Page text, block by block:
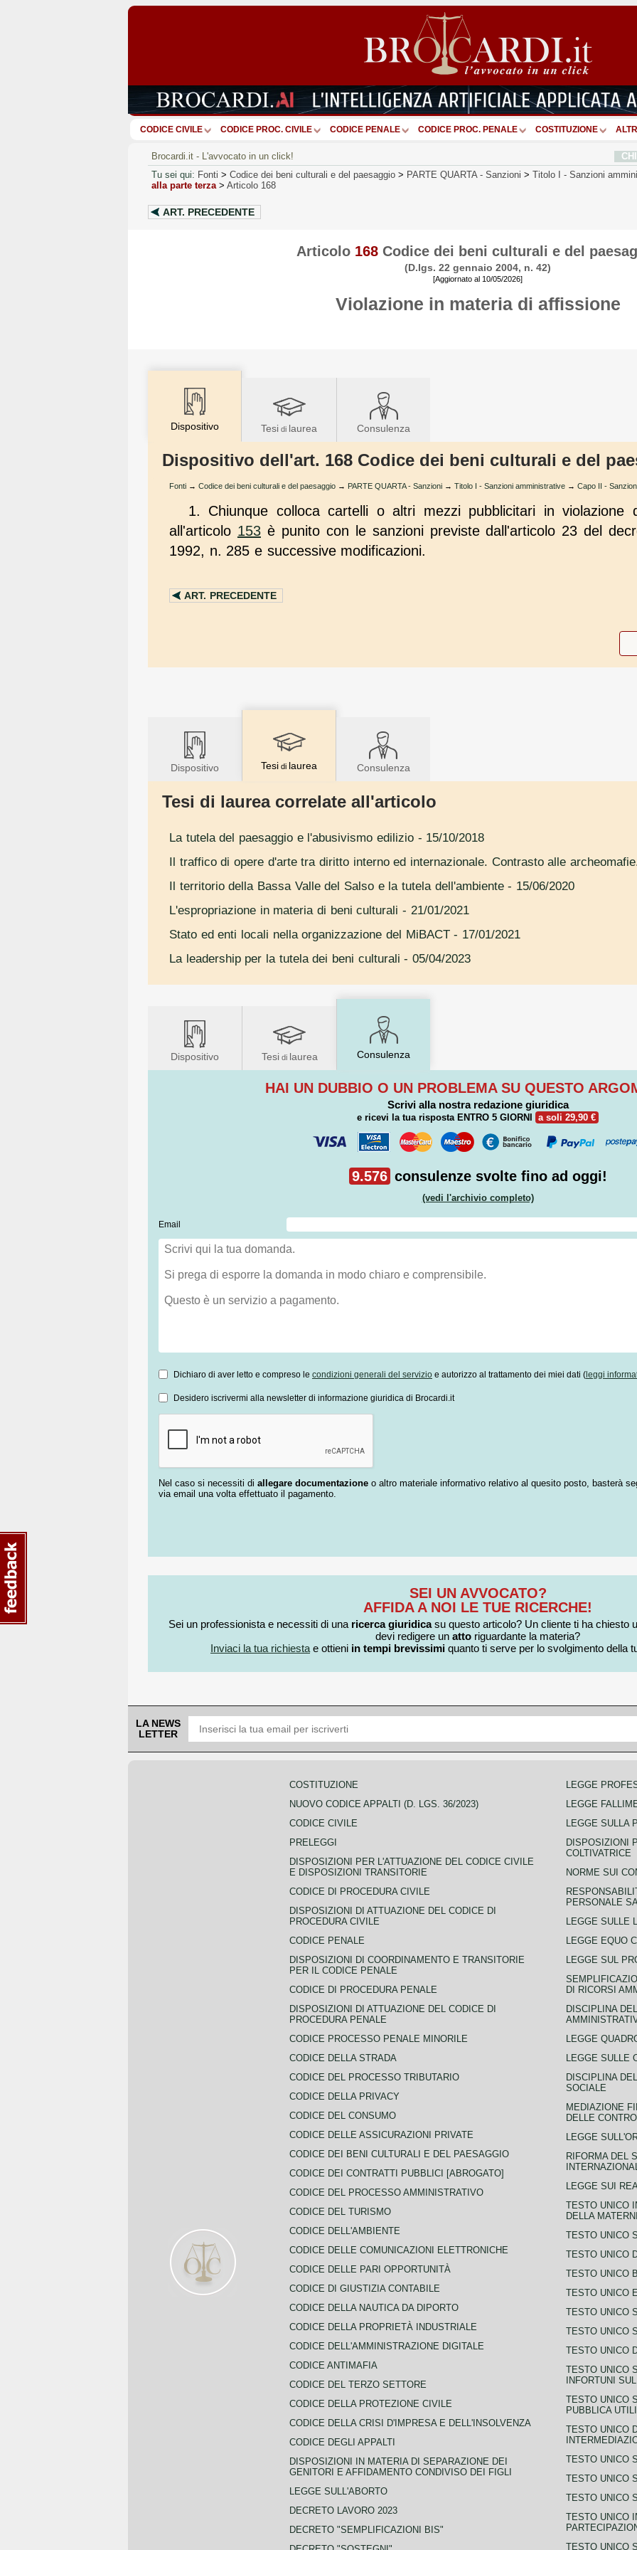
CODICE CIVILE CODICE PROC. CIVILE CODICE PENALE CODICE PROC. PENALE COSTITUZIONE ALTRI
Brocardi.it - L'avvocato in un click!
Tu sei qui: Fonti > Codice dei beni culturali e del paesaggio > PARTE QUARTA - Sanzioni > Titolo I - Sanzioni
alla parte terza > Articolo 168
ART. PRECEDENTE
Articolo 168 Codice dei beni culturali e del
(D.lgs. 22 gennaio 2004, n. 42)
[Aggiornato al 10/05/2026]
Violazione in materia di affissione
Dispositivo Tesi di laurea Consulenza
Dispositivo dell'art. 168 Codice dei beni culturali e del
Fonti → Codice dei beni culturali e del paesaggio → PARTE QUARTA - Sanzioni → Titolo I - Sanzioni amministrative → Capo II -
1. Chiunque colloca cartelli o altri mezzi pubblicitari in violazione
all'articolo 153è punito con le sanzioni previste dall'articolo 23 del
1992, n. 285 e successive modificazioni.
ART. PRECEDENTE
Dispositivo Tesi di laurea Consulenza
Tesi di laurea correlate all'articolo
La tutela del paesaggio e l'abusivismo edilizio - 15/10/2018
Il traffico di opere d'arte tra diritto interno ed internazionale. Contrasto alle
Il territorio della Bassa Valle del Salso e la tutela dell'ambiente- 15/06/2020
L'espropriazione in materia di beni culturali - 21/01/2021
Stato ed enti locali nella organizzazione del MiBACT- 17/01/2021
La leadership per la tutela dei beni culturali - 05/04/2023
Dispositivo Tesidi laurea Consulenza
HAI UN DUBBIO O UN PROBLEMA SU QUESTO
Scrivi alla nostra redazione giuridica
e ricevi la tua risposta ENTRO 5 GIORNI a soli 29,90 €
9.576 consulenze svolte fino ad oggi!
(vedi l'archivio completo)
Email
Dichiaro di aver letto e compreso le condizioni generali del servizio e autorizzo al trattamento dei miei dati (leggi
Desidero iscrivermi alla newsletter di informazione giuridica di Brocardi.it
Nel caso si necessiti di allegare documentazione o altro materiale informativo relativo al quesito posto, basterà
via email una volta effettuato il pagamento.
SEI UN AVVOCATO?
AFFIDA A NOI LE TUE RICERCHE!
Sei un professionista e necessiti di una ricerca giuridicasu questo articolo? Un cliente ti ha chiesto
devi redigere un atto riguardante la materia?
Inviaci la tua richiesta e ottieni in tempi brevissimi quanto ti serve per lo svolgimento della
LA NEWS
LETTER
COSTITUZIONE
NUOVO CODICE APPALTI (D. LGS. 36/2023)
CODICE CIVILE
PRELEGGI
DISPOSIZIONI PER L'ATTUAZIONE DEL CODICE CIVILE
E DISPOSIZIONI TRANSITORIE
CODICE DI PROCEDURA CIVILE
DISPOSIZIONI DI ATTUAZIONE DEL CODICE DI
PROCEDURA CIVILE
CODICE PENALE
DISPOSIZIONI DI COORDINAMENTO E TRANSITORIE
PER IL CODICE PENALE
CODICE DI PROCEDURA PENALE
DISPOSIZIONI DI ATTUAZIONE DEL CODICE DI
PROCEDURA PENALE
CODICE PROCESSO PENALE MINORILE
CODICE DELLA STRADA
CODICE DEL PROCESSO TRIBUTARIO
CODICE DELLA PRIVACY
CODICE DEL CONSUMO
CODICE DELLE ASSICURAZIONI PRIVATE
CODICE DEI BENI CULTURALI E DEL PAESAGGIO
CODICE DEI CONTRATTI PUBBLICI [ABROGATO]
CODICE DEL PROCESSO AMMINISTRATIVO
CODICE DEL TURISMO
CODICE DELL'AMBIENTE
CODICE DELLE COMUNICAZIONI ELETTRONICHE
CODICE DELLE PARI OPPORTUNITÀ
CODICE DI GIUSTIZIA CONTABILE
CODICE DELLA NAUTICA DA DIPORTO
CODICE DELLA PROPRIETÀ INDUSTRIALE
CODICE DELL'AMMINISTRAZIONE DIGITALE
CODICE ANTIMAFIA
CODICE DEL TERZO SETTORE
CODICE DELLA PROTEZIONE CIVILE
CODICE DELLA CRISI D'IMPRESA E DELL'INSOLVENZA
CODICE DEGLI APPALTI
DISPOSIZIONI IN MATERIA DI SEPARAZIONE DEI
GENITORI E AFFIDAMENTO CONDIVISO DEI FIGLI
LEGGE SULL'ABORTO
DECRETO LAVORO 2023
DECRETO "SEMPLIFICAZIONI BIS"
LEGGE
LEGGE
LEGGE SULLA
DISPOSIZIONI
COLTIVATRICE
NORME SUI
PERSONALE
LEGGE SULLE
LEGGE EQUO
LEGGE SUL
DI RICORSI
DISCIPLINA
LEGGE
LEGGE SULLE
DISCIPLINA
SOCIALE
MEDIAZIONE
DELLE
LEGGE
RIFORMA DEL
LEGGE SUI
TESTO UNICO
DELLA
TESTO UNICO
TESTO UNICO
TESTO UNICO
TESTO UNICO
TESTO UNICO
TESTO UNICO
TESTO UNICO
TESTO UNICO
INFORTUNI
TESTO UNICO
PUBBLICA
TESTO UNICO
TESTO UNICO
TESTO UNICO
TESTO UNICO
TESTO UNICO
TESTO UNICO